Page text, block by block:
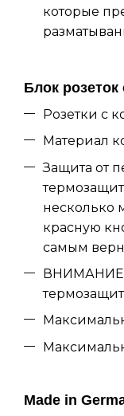
которые
Блок розеток
Розетки с
Материал
Защита от
несколько
красную
самым
ВНИМАНИЕ!
Made in